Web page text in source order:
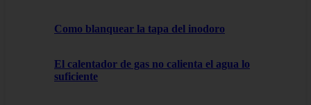
Como blanquear la tapa del inodoro
El calentador de gas no calienta el agua lo
suficiente